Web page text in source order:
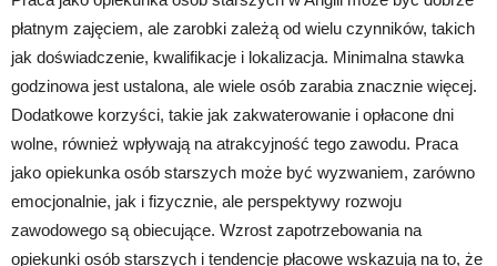
płatnym zajęciem, ale zarobki zależą od wielu czynników, takich
jak doświadczenie, kwalifikacje i lokalizacja. Minimalna stawka
godzinowa jest ustalona, ale wiele osób zarabia znacznie więcej.
Dodatkowe korzyści, takie jak zakwaterowanie i opłacone dni
wolne, również wpływają na atrakcyjność tego zawodu. Praca
jako opiekunka osób starszych może być wyzwaniem, zarówno
emocjonalnie, jak i fizycznie, ale perspektywy rozwoju
zawodowego są obiecujące. Wzrost zapotrzebowania na
opiekunki osób starszych i tendencje płacowe wskazują na to, że